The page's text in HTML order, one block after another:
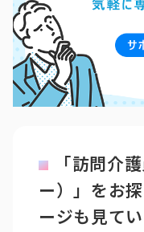
「訪問介
ー）」をお
ージも見て